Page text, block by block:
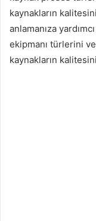
kaynakların
anlamanıza
ekipmanı türlerini
kaynakların